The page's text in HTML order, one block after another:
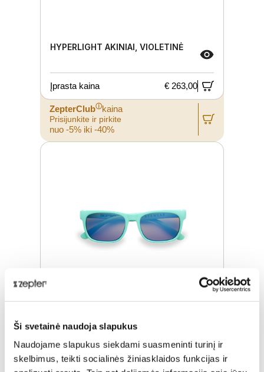
Ši svetainė naudoja slapukus
Naudojame slapukus siekdami suasmeninti turinį ir
skelbimus, teikti socialinės žiniasklaidos funkcijas ir
HYPERLIGHT AKINIAI, VIOLETINĖ
Įprasta kaina € 263,00
ZepterClubⓘkaina
Prisijunkite ir pirkite
nuo -5% iki -40%
HYPERLIGHT AKINIAI, TURKIS MRBU
Įprasta kaina